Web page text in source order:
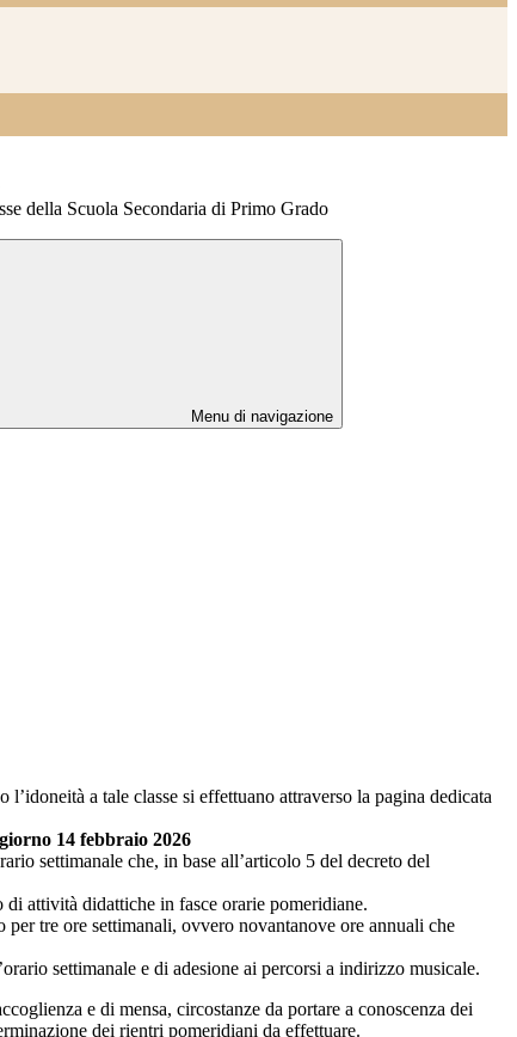
della Scuola Secondaria di Primo Grado
Menu di navigazione
a tale classe si effettuano attraverso la pagina dedicata
14 febbraio 2026
settimanale che, in base all’articolo 5 del decreto del
attività didattiche in fasce orarie pomeridiane.
tre ore settimanali, ovvero novantanove ore annuali che
settimanale e di adesione ai percorsi a indirizzo musicale.
e di mensa, circostanze da portare a conoscenza dei
dei rientri pomeridiani da effettuare.